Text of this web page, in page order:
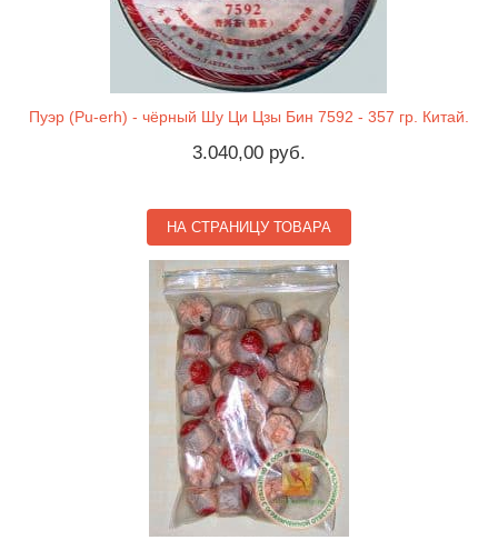
Пуэр (Pu-erh) - чёрный Шу Ци Цзы Бин 7592 - 357 гр. Китай.
3.040,00 руб.
НА СТРАНИЦУ ТОВАРА